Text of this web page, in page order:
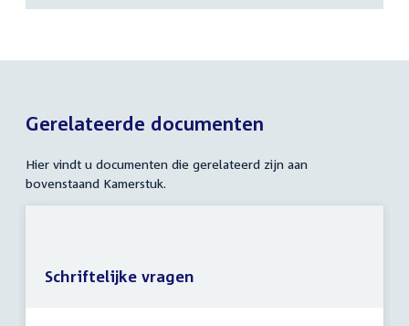
Gerelateerde documenten
Hier vindt u documenten die gerelateerd zijn aan
bovenstaand Kamerstuk.
Schriftelijke vragen